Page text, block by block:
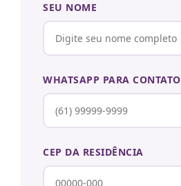
SEU NOME
WHATSAPP PARA CONTATO
CEP DA RESIDÊNCIA